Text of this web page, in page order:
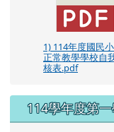
1) 114年度國民
正常教學學校自
核表.pdf
114學年度第